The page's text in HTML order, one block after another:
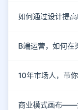
如何通过设计提
B端运营，如何在
10年市场人，带
商业模式画布——